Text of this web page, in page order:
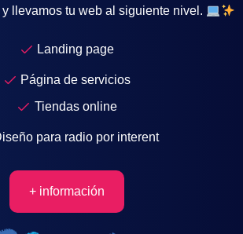
llevamos tu web al siguiente nivel.
Landing page
Página de servicios
Tiendas online
para radio por interent
+ información